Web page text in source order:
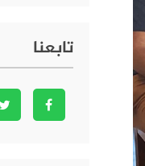
تابعنا